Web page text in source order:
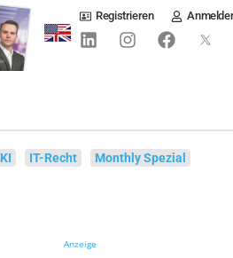
Registrieren
KI IT-Recht Monthly Spezial
Anzeige